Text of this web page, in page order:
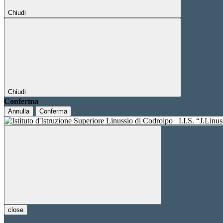
Chiudi
Chiudi
Conferma
Annulla Conferma
I.I.S.
close